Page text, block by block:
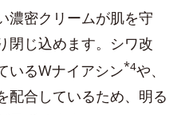
濃密クリームが肌を守
閉じ込めます。シワ改
いるWナイアシン*4や、
配合しているため、明る